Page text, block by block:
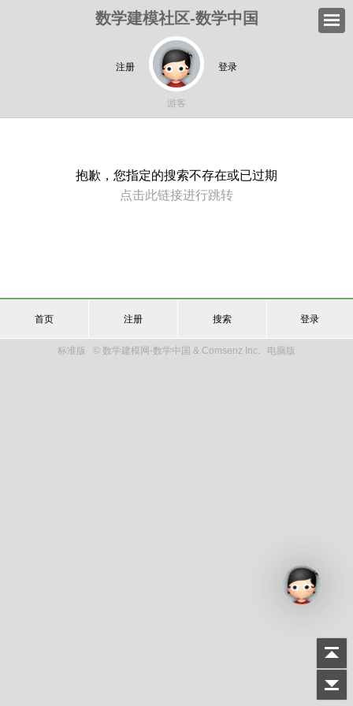
数学建模社区-数学中国
注册 登录
游客
抱歉，您指定的搜索不存在或已过期
点击此链接进行跳转
首页 注册 搜索 登录
标准版 © 数学建模网-数学中国 & Comsenz Inc. 电脑版